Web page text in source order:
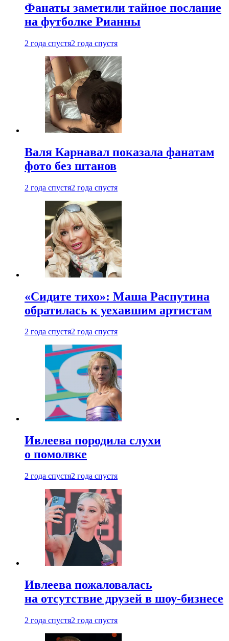
Фанаты заметили тайное послание
на футболке Рианны
2 года спустя2 года спустя
Валя Карнавал показала фанатам
фото без штанов
2 года спустя2 года спустя
«Сидите тихо»: Маша Распутина
обратилась к уехавшим артистам
2 года спустя2 года спустя
Ивлеева породила слухи
о помолвке
2 года спустя2 года спустя
Ивлеева пожаловалась
на отсутствие друзей в шоу-бизнесе
2 года спустя2 года спустя